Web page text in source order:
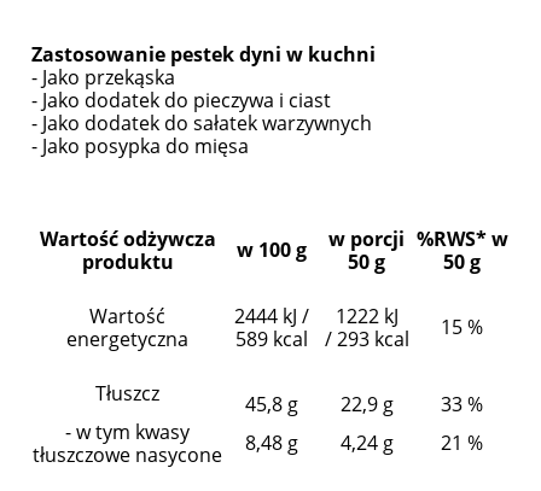
Zastosowanie pestek dyni w kuchni
- Jako przekąska
- Jako dodatek do pieczywa i ciast
- Jako dodatek do sałatek warzywnych
- Jako posypka do mięsa
Wartość odżywcza
produktu
w 100 g
w porcji
50 g
%RWS* w
50 g
Wartość
energetyczna
2444 kJ /
589 kcal
1222 kJ
/ 293 kcal
15 %
Tłuszcz
- w tym kwasy
tłuszczowe nasycone
45,8 g
8,48 g
22,9 g
4,24 g
33 %
21 %